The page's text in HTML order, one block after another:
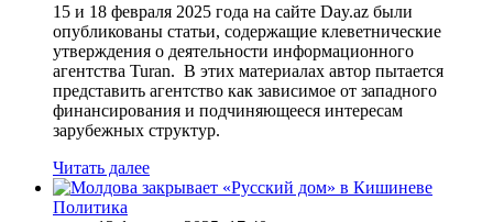
15 и 18 февраля 2025 года на сайте Day.az были
опубликованы статьи, содержащие клеветнические
утверждения о деятельности информационного
агентства Turan. В этих материалах автор пытается
представить агентство как зависимое от западного
финансирования и подчиняющееся интересам
зарубежных структур.
Читать далее
Политика